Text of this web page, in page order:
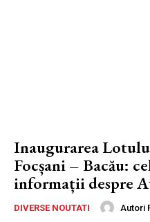
Inaugurarea
Focșani – Bacău:
informații despre
DIVERSE NOUTATI Autori